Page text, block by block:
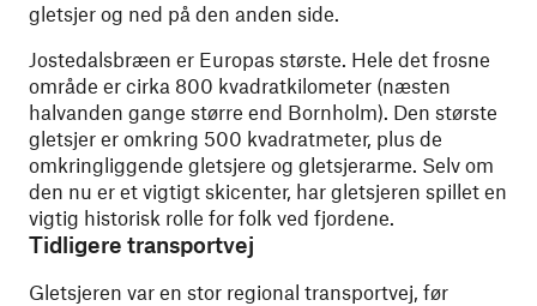
gletsjer og ned på den anden side.
Jostedalsbræen er Europas største. Hele det frosne
område er cirka 800 kvadratkilometer (næsten
halvanden gange større end Bornholm). Den største
gletsjer er omkring 500 kvadratmeter, plus de
omkringliggende gletsjere og gletsjerarme. Selv om
den nu er et vigtigt skicenter, har gletsjeren spillet en
vigtig historisk rolle for folk ved fjordene.
Tidligere transportvej
Gletsjeren var en stor regional transportvej, før